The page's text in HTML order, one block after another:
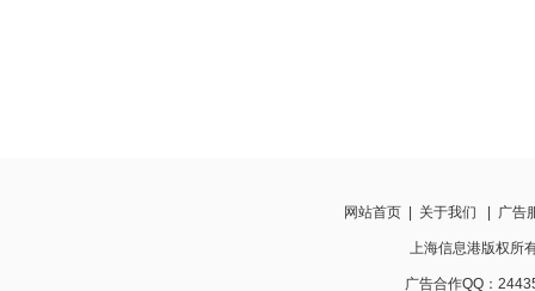
网站首页 关于我们 广告
上海信息港版权
广告合作QQ：